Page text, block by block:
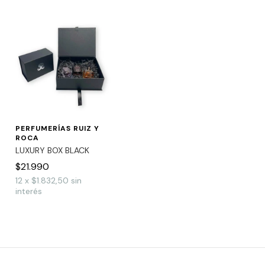
PERFUMERÍAS RUIZ Y
ROCA
LUXURY BOX BLACK
$21.990
12 x $1.832,50 sin
interés